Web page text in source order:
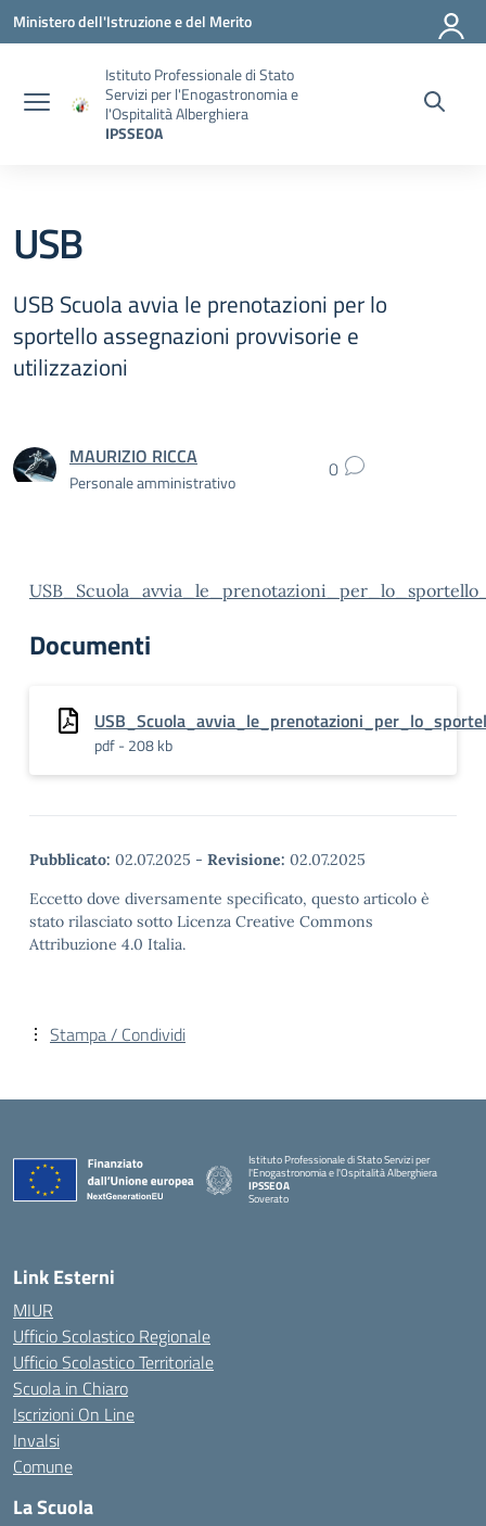
Vai ai contenuti
Vai al menu di navigazione
Vai al footer
Ministero dell'Istruzione e del Merito
Istituto Professionale di Stato
Servizi per l'Enogastronomia e
l'Ospitalità Alberghiera
IPSSEOA
USB
USB Scuola avvia le prenotazioni per lo
sportello assegnazioni provvisorie e
utilizzazioni
MAURIZIO RICCA
Personale amministrativo 0
Documenti
pdf - 208 kb
Pubblicato: 02.07.2025 - Revisione: 02.07.2025
Eccetto dove diversamente specificato, questo articolo è
stato rilasciato sotto Licenza Creative Commons
Attribuzione 4.0 Italia.
Stampa / Condividi
Istituto Professionale di Stato Servizi per
l'Enogastronomia e l'Ospitalità Alberghiera
IPSSEOA
Soverato
Link Esterni
MIUR
Ufficio Scolastico Regionale
Ufficio Scolastico Territoriale
Scuola in Chiaro
Iscrizioni On Line
Invalsi
Comune
La Scuola